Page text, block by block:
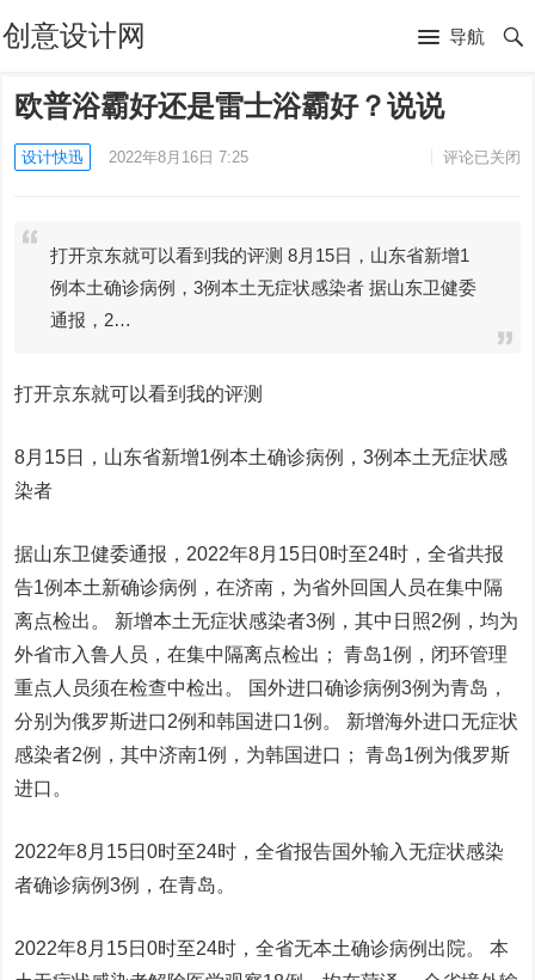
创意设计网 导航
欧普浴霸好还是雷士浴霸好？说说
设计快迅 2022年8月16日 7:25 评论已关闭
打开京东就可以看到我的评测 8月15日，山东省新增1
例本土确诊病例，3例本土无症状感染者 据山东卫健委
通报，2…
打开京东就可以看到我的评测
8月15日，山东省新增1例本土确诊病例，3例本土无症状感
染者
据山东卫健委通报，2022年8月15日0时至24时，全省共报
告1例本土新确诊病例，在济南，为省外回国人员在集中隔
离点检出。 新增本土无症状感染者3例，其中日照2例，均为
外省市入鲁人员，在集中隔离点检出； 青岛1例，闭环管理
重点人员须在检查中检出。 国外进口确诊病例3例为青岛，
分别为俄罗斯进口2例和韩国进口1例。 新增海外进口无症状
感染者2例，其中济南1例，为韩国进口； 青岛1例为俄罗斯
进口。
2022年8月15日0时至24时，全省报告国外输入无症状感染
者确诊病例3例，在青岛。
2022年8月15日0时至24时，全省无本土确诊病例出院。 本